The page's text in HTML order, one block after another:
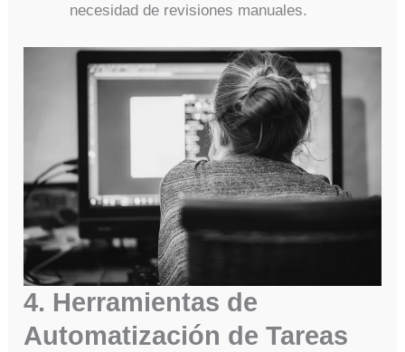
necesidad de revisiones manuales.
4. Herramientas de
Automatización de Tareas